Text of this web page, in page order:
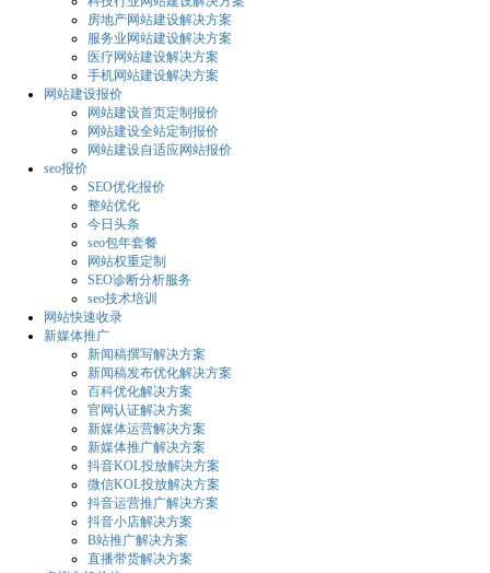
房地产网站建设解决方案
服务业网站建设解决方案
医疗网站建设解决方案
手机网站建设解决方案
网站建设报价
网站建设首页定制报价
网站建设全站定制报价
网站建设自适应网站报价
seo报价
SEO优化报价
整站优化
今日头条
seo包年套餐
网站权重定制
SEO诊断分析服务
seo技术培训
网站快速收录
新媒体推广
新闻稿撰写解决方案
新闻稿发布优化解决方案
百科优化解决方案
官网认证解决方案
新媒体运营解决方案
新媒体推广解决方案
抖音KOL投放解决方案
微信KOL投放解决方案
抖音运营推广解决方案
抖音小店解决方案
B站推广解决方案
直播带货解决方案